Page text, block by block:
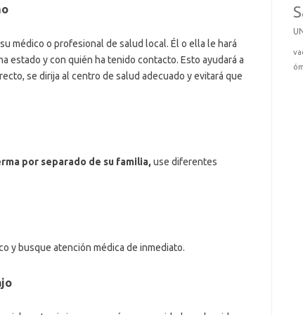
médico o profesional de salud local. Él o ella le hará
estado y con quién ha tenido contacto. Esto ayudará a
se dirija al centro de salud adecuado y evitará que
por separado de su familia, use diferentes
y busque atención médica de inmediato.